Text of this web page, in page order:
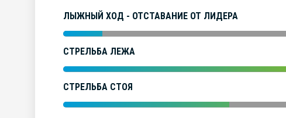
ЛЫЖНЫЙ ХОД - ОТСТАВАНИЕ ОТ ЛИДЕРА
СТРЕЛЬБА ЛЕЖА
СТРЕЛЬБА СТОЯ